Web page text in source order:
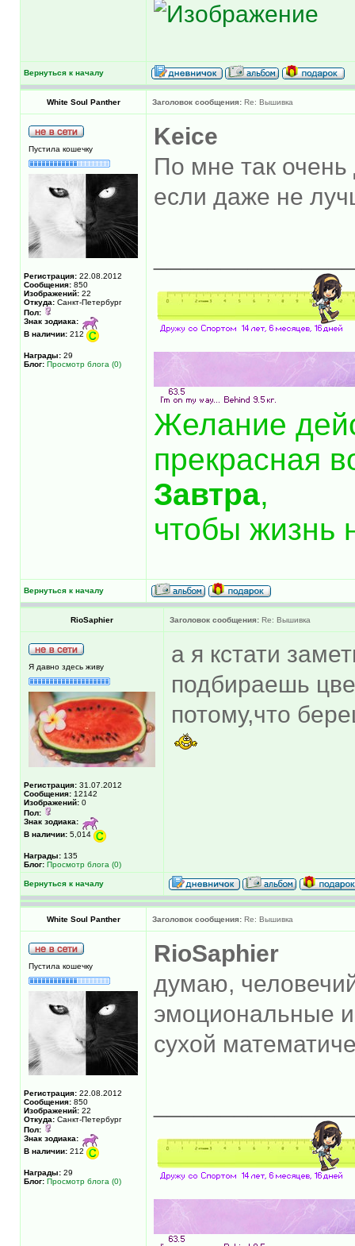
Вернуться к началу
White Soul Panther Заголовок сообщения: Re: Вышивка
Пустила кошечку
Регистрация: 22.08.2012
Сообщения: 850
Изображений: 22
Откуда: Санкт-Петербург
Пол:
Знак зодиака:
В наличии: 212
Награды: 29
Блог: Просмотр блога (0)
Keice
По мне так
если даже не
Желание
прекрасная
Завтра,
чтобы жизнь
Вернуться к началу
RioSaphier Заголовок сообщения: Re: Вышивка
Я давно здесь живу
Регистрация: 31.07.2012
Сообщения: 12142
Изображений: 0
Пол:
Знак зодиака:
В наличии: 5,014
Награды: 135
Блог: Просмотр блога (0)
а я кстати
подбираешь
потому,что
Вернуться к началу
White Soul Panther Заголовок сообщения: Re: Вышивка
Пустила кошечку
Регистрация: 22.08.2012
Сообщения: 850
Изображений: 22
Откуда: Санкт-Петербург
Пол:
Знак зодиака:
В наличии: 212
Награды: 29
Блог: Просмотр блога (0)
RioSaphier
думаю,
эмоциональные и
сухой